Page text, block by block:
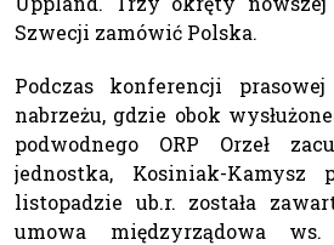
Szwecji zamówić Polska.
Podczas konferencji
nabrzeżu, gdzie obok
podwodnego ORP Orzeł
jednostka, Kosiniak-Kamysz
listopadzie ub.r. została
umowa międzyrządowa